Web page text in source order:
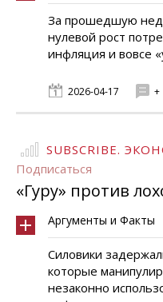
За прошедшую
нулевой рост
инфляция и вовсе
2026-04-17 +
SUBSCRIBE.
Подписаться
«Гуру» против
Аргументы и Факты
Силовики
которые
незаконно